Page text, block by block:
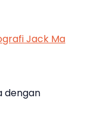
Jack Ma
dengan